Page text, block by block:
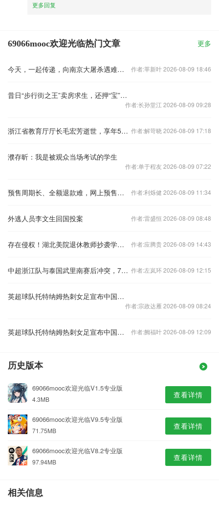
更多回复
69066mooc欢迎光临热门文章 更多
今天，一起传递，向南京大屠杀遇难同胞致哀！ 作者:莘新叶 2026-08-09 18:46
昔日“步行街之王”卖房求生，还押“宝”千元羽绒服
作者:长孙堂江 2026-08-09 09:28
浙江省教育厅厅长毛宏芳逝世，享年58岁 作者:解苛晓 2026-08-09 17:18
濮存昕：我是被观众当场考试的学生
作者:单于程友 2026-08-09 07:22
预售周期长、全额退款难，网上预售票套路埋得深 作者:利烁健 2026-08-09 11:34
外逃人员李文生回国投案 作者:雷盛恒 2026-08-09 08:48
存在侵权！湖北美院退休教师抄袭学生作品被判赔偿10万元 作者:应腾贵 2026-08-09 14:43
中超浙江队与泰国武里南赛后冲突，7人被禁赛48场 作者:左岚环 2026-08-09 12:15
英超球队托特纳姆热刺女足宣布中国球员王霜加盟
作者:宗政达雁 2026-08-09 08:24
英超球队托特纳姆热刺女足宣布中国球员王霜加盟 作者:阙福叶 2026-08-09 12:09
历史版本
69066mooc欢迎光临V1.5专业版
4.3MB 查看详情
69066mooc欢迎光临V9.5专业版
71.75MB 查看详情
69066mooc欢迎光临V8.2专业版
97.94MB 查看详情
相关信息